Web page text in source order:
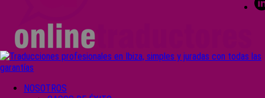
NOSOTROS